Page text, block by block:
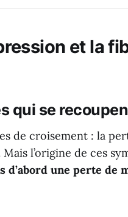
et la
qui se
de croisement : la
l’origine de ces
d’abord une perte de